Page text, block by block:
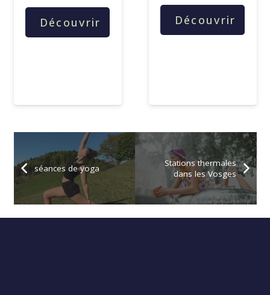
Découvrir Découvrir
séances de yoga
Stations thermales
dans les Vosges